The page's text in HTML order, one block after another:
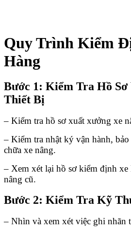
Quy Trình Kiểm
Hàng
Bước 1: Kiểm Tra Hồ
Thiết Bị
– Kiểm tra hồ sơ xuất xưởng xe
– Kiểm tra nhật ký vận hành,
chữa xe nâng.
– Xem xét lại hồ sơ kiểm định
nâng cũ.
Bước 2: Kiểm Tra Kỹ
– Nhìn và xem xét việc ghi nhãn